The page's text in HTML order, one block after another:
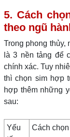
5. Cách
theo ngũ
Trong phong thủy,
là 3 nền tảng để
chính xác. Tuy
thì chọn sim hợp
hợp thêm những
sau:
Yếu
Cách